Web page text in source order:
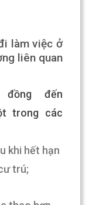
làm việc ở
liên quan
đến
trong các
khi hết hạn
trú;